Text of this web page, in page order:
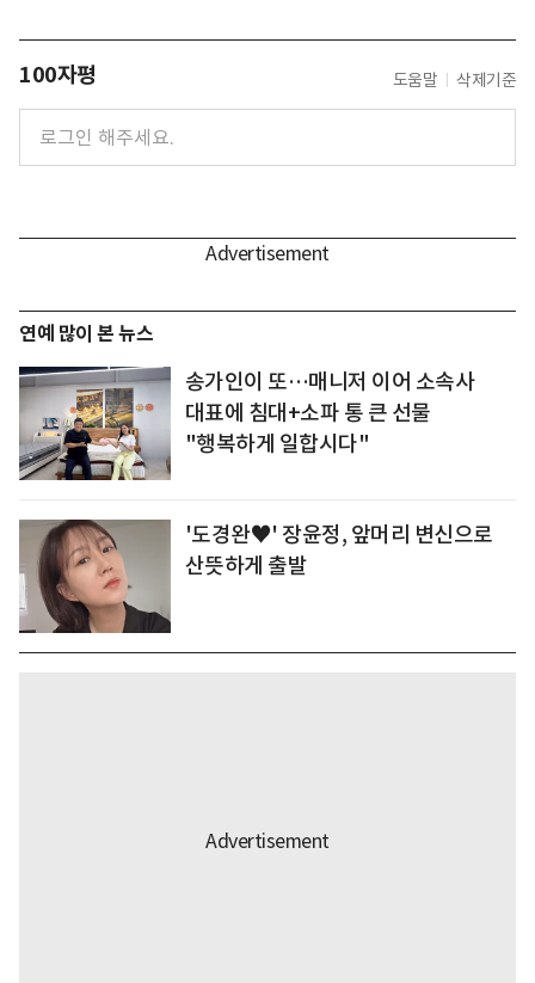
100자평 도움말 삭제기준
연예 많이 본 뉴스
송가인이 또…매니저 이어 소속사
대표에 침대+소파 통 큰 선물
"행복하게 일합시다"
'도경완♥' 장윤정, 앞머리 변신으로
산뜻하게 출발